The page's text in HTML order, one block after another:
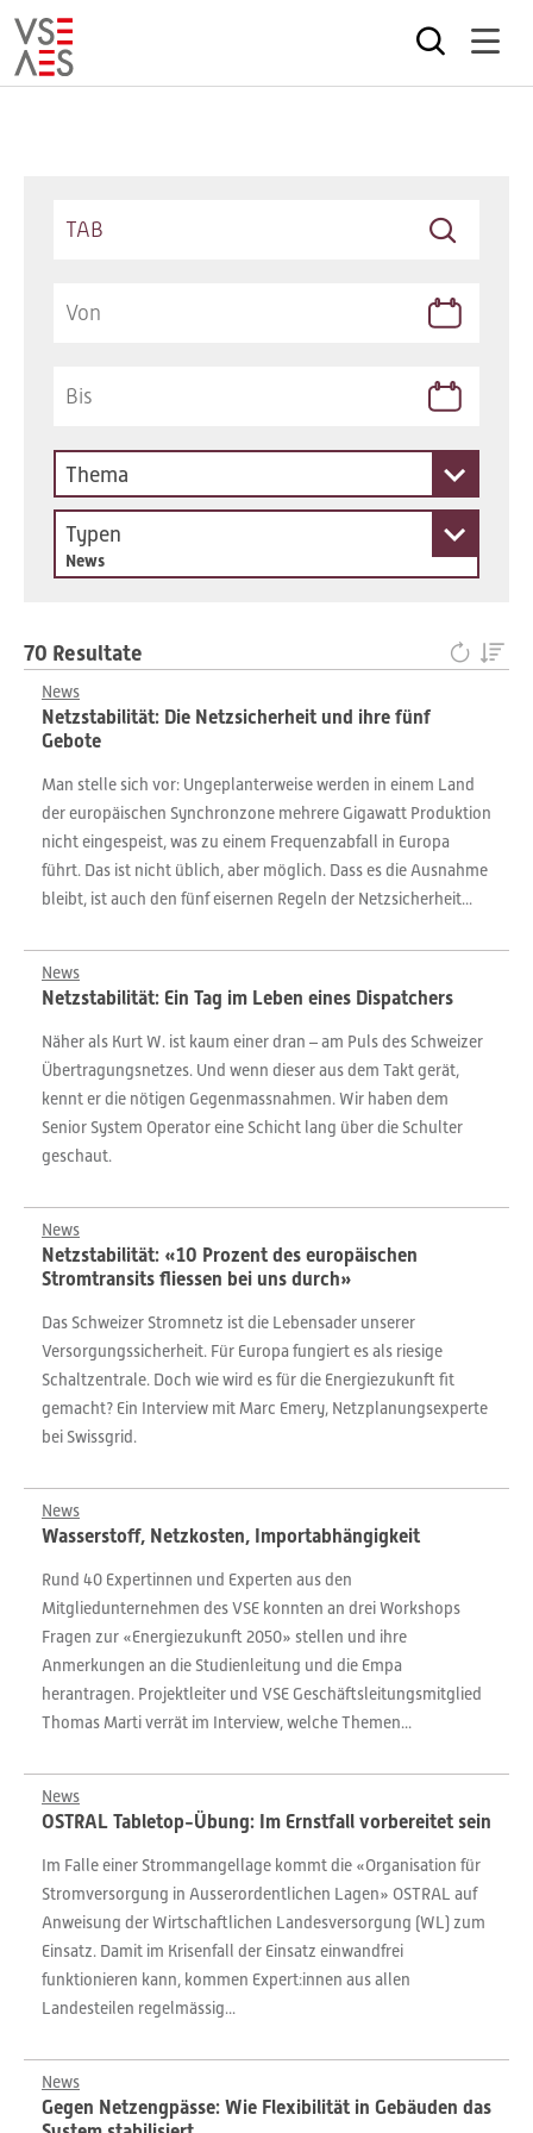
Thema
Typen
News
70 Resultate
News
Netzstabilität: Die Netzsicherheit und ihre fünf
Gebote
Man stelle sich vor: Ungeplanterweise werden in einem Land
der europäischen Synchronzone mehrere Gigawatt Produktion
nicht eingespeist, was zu einem Frequenzabfall in Europa
führt. Das ist nicht üblich, aber möglich. Dass es die Ausnahme
bleibt, ist auch den fünf eisernen Regeln der Netzsicherheit...
News
Netzstabilität: Ein Tag im Leben eines Dispatchers
Näher als Kurt W. ist kaum einer dran – am Puls des Schweizer
Übertragungsnetzes. Und wenn dieser aus dem Takt gerät,
kennt er die nötigen Gegenmassnahmen. Wir haben dem
Senior System Operator eine Schicht lang über die Schulter
geschaut.
News
Netzstabilität: «10 Prozent des europäischen
Stromtransits fliessen bei uns durch»
Das Schweizer Stromnetz ist die Lebensader unserer
Versorgungssicherheit. Für Europa fungiert es als riesige
Schaltzentrale. Doch wie wird es für die Energiezukunft fit
gemacht? Ein Interview mit Marc Emery, Netzplanungsexperte
bei Swissgrid.
News
Wasserstoff, Netzkosten, Importabhängigkeit
Rund 40 Expertinnen und Experten aus den
Mitgliedunternehmen des VSE konnten an drei Workshops
Fragen zur «Energiezukunft 2050» stellen und ihre
Anmerkungen an die Studienleitung und die Empa
herantragen. Projektleiter und VSE Geschäftsleitungsmitglied
Thomas Marti verrät im Interview, welche Themen...
News
OSTRAL Tabletop-Übung: Im Ernstfall vorbereitet sein
Im Falle einer Strommangellage kommt die «Organisation für
Stromversorgung in Ausserordentlichen Lagen» OSTRAL auf
Anweisung der Wirtschaftlichen Landesversorgung (WL) zum
Einsatz. Damit im Krisenfall der Einsatz einwandfrei
funktionieren kann, kommen Expert:innen aus allen
Landesteilen regelmässig...
News
Gegen Netzengpässe: Wie Flexibilität in Gebäuden das